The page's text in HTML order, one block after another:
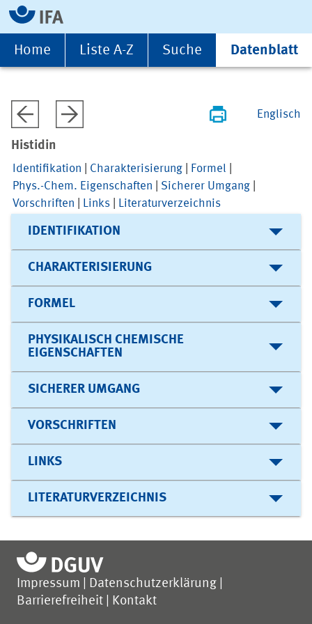
Home Liste A-Z Suche Datenblatt
Englisch
Histidin
Identifikation Charakterisierung Formel
Phys.-Chem. Eigenschaften
Sicherer Umgang
Vorschriften
Links Literaturverzeichnis
IDENTIFIKATION
CHARAKTERISIERUNG
FORMEL
PHYSIKALISCH CHEMISCHE
EIGENSCHAFTEN
SICHERER UMGANG
VORSCHRIFTEN
LINKS
LITERATURVERZEICHNIS
Impressum
Datenschutzerklärung
Barrierefreiheit
Kontakt